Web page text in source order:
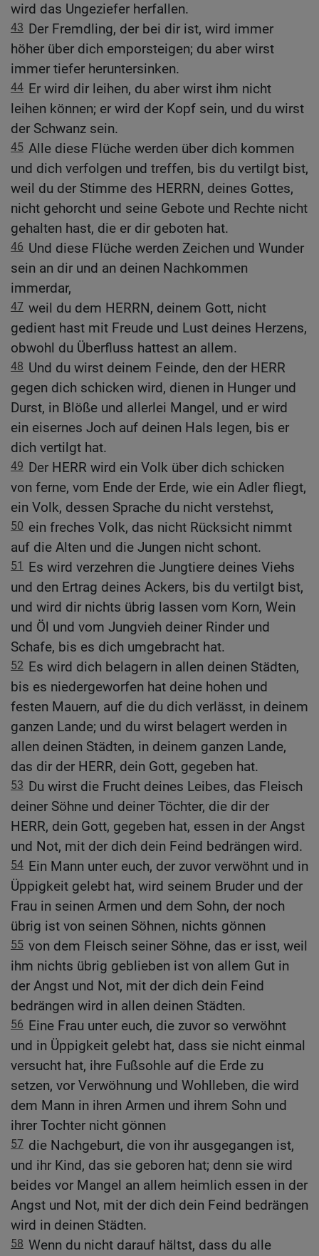
wird das Ungeziefer herfallen.
43 Der Fremdling, der bei dir ist, wird immer
höher über dich emporsteigen; du aber wirst
immer tiefer heruntersinken.
44 Er wird dir leihen, du aber wirst ihm nicht
leihen können; er wird der Kopf sein, und du wirst
der Schwanz sein.
45 Alle diese Flüche werden über dich kommen
und dich verfolgen und treffen, bis du vertilgt bist,
weil du der Stimme des HERRN, deines Gottes,
nicht gehorcht und seine Gebote und Rechte nicht
gehalten hast, die er dir geboten hat.
46 Und diese Flüche werden Zeichen und Wunder
sein an dir und an deinen Nachkommen
immerdar,
47 weil du dem HERRN, deinem Gott, nicht
gedient hast mit Freude und Lust deines Herzens,
obwohl du Überfluss hattest an allem.
48 Und du wirst deinem Feinde, den der HERR
gegen dich schicken wird, dienen in Hunger und
Durst, in Blöße und allerlei Mangel, und er wird
ein eisernes Joch auf deinen Hals legen, bis er
dich vertilgt hat.
49 Der HERR wird ein Volk über dich schicken
von ferne, vom Ende der Erde, wie ein Adler fliegt,
ein Volk, dessen Sprache du nicht verstehst,
50 ein freches Volk, das nicht Rücksicht nimmt
auf die Alten und die Jungen nicht schont.
51
Es wird verzehren die Jungtiere deines Viehs
und den Ertrag deines Ackers, bis du vertilgt bist,
und wird dir nichts übrig lassen vom Korn, Wein
und Öl und vom Jungvieh deiner Rinder und
Schafe, bis es dich umgebracht hat.
52 Es wird dich belagern in allen deinen Städten,
bis es niedergeworfen hat deine hohen und
festen Mauern, auf die du dich verlässt, in deinem
ganzen Lande; und du wirst belagert werden in
allen deinen Städten, in deinem ganzen Lande,
das dir der HERR, dein Gott, gegeben hat.
53 Du wirst die Frucht deines Leibes, das Fleisch
deiner Söhne und deiner Töchter, die dir der
HERR, dein Gott, gegeben hat, essen in der Angst
und Not, mit der dich dein Feind bedrängen wird.
54 Ein Mann unter euch, der zuvor verwöhnt und in
Üppigkeit gelebt hat, wird seinem Bruder und der
Frau in seinen Armen und dem Sohn, der noch
übrig ist von seinen Söhnen, nichts gönnen
55 von dem Fleisch seiner Söhne, das er isst, weil
ihm nichts übrig geblieben ist von allem Gut in
der Angst und Not, mit der dich dein Feind
bedrängen wird in allen deinen Städten.
56 Eine Frau unter euch, die zuvor so verwöhnt
und in Üppigkeit gelebt hat, dass sie nicht einmal
versucht hat, ihre Fußsohle auf die Erde zu
setzen, vor Verwöhnung und Wohlleben, die wird
dem Mann in ihren Armen und ihrem Sohn und
ihrer Tochter nicht gönnen
57 die Nachgeburt, die von ihr ausgegangen ist,
und ihr Kind, das sie geboren hat; denn sie wird
beides vor Mangel an allem heimlich essen in der
Angst und Not, mit der dich dein Feind bedrängen
wird in deinen Städten.
58 Wenn du nicht darauf hältst, dass du alle